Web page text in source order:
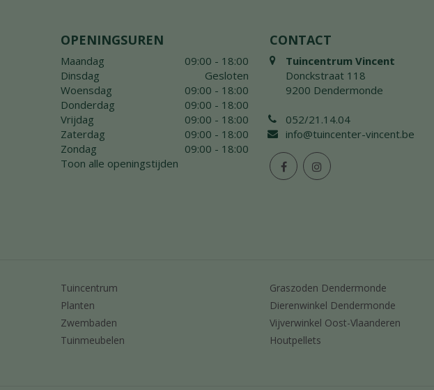
OPENINGSUREN
Maandag
09:00 - 18:00
Dinsdag
Gesloten
Woensdag
09:00 - 18:00
Donderdag
09:00 - 18:00
Vrijdag
09:00 - 18:00
Zaterdag
09:00 - 18:00
Zondag
09:00 - 18:00
Toon alle openingstijden
CONTACT
Tuincentrum Vincent
Donckstraat 118
9200 Dendermonde
052/21.14.04
info@tuincenter-vincent.be
Tuincentrum
Planten
Zwembaden
Tuinmeubelen
Graszoden Dendermonde
Dierenwinkel Dendermonde
Vijverwinkel Oost-Vlaanderen
Houtpellets